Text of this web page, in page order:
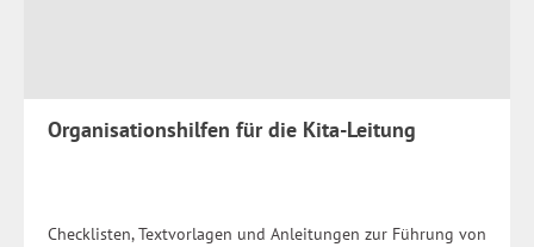
Organisationshilfen für die Kita-Leitung
Checklisten, Textvorlagen und Anleitungen zur Führung von